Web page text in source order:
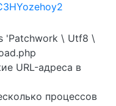
'Patchwork \ Utf8 \
URL-адреса в
процессов